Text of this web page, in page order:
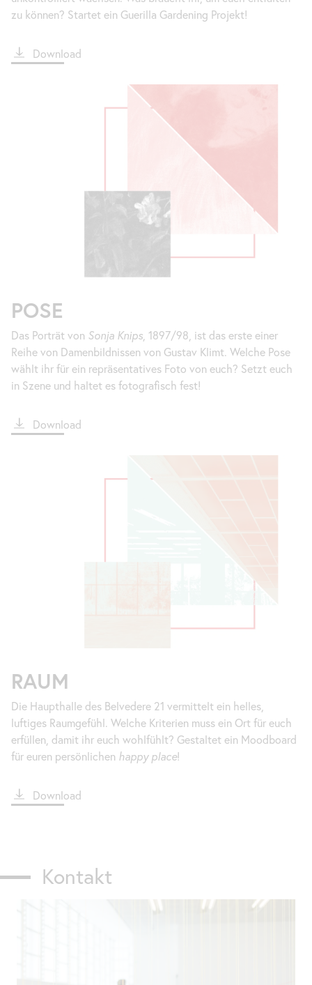
zu können? Startet ein Guerilla Gardening Projekt!
File Download
POSE
Das Porträt von Sonja Knips , 1897/98, ist das erste einer
Reihe von Damenbildnissen von Gustav Klimt. Welche Pose
wählt ihr für ein repräsentatives Foto von euch? Setzt euch
in Szene und haltet es fotografisch fest!
File Download
RAUM
Die Haupthalle des Belvedere 21 vermittelt ein helles,
luftiges Raumgefühl. Welche Kriterien muss ein Ort für euch
erfüllen, damit ihr euch wohlfühlt? Gestaltet ein Moodboard
für euren persönlichen happy place!
File Download
Kontakt